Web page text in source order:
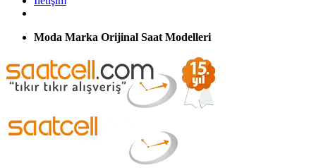
Moda Marka Orijinal Saat Modelleri